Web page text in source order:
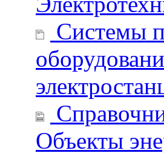
Системы
Объекты